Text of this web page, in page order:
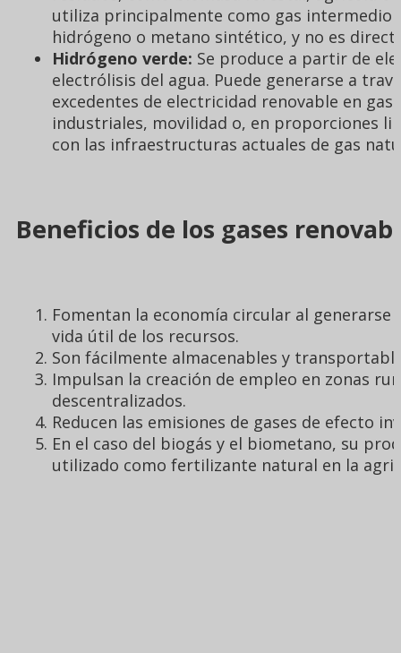
utiliza principalmente como gas intermedio
hidrógeno o metano sintético, y no es
Hidrógeno verde: Se produce a partir de
electrólisis del agua. Puede generarse a
excedentes de electricidad renovable en
industriales, movilidad o, en proporciones
con las infraestructuras actuales de gas
Beneficios de los gases
Fomentan la economía circular al
vida útil de los recursos.
Son fácilmente almacenables y
Impulsan la creación de empleo en zonas
descentralizados.
Reducen las emisiones de gases de efecto
En el caso del biogás y el biometano, su
utilizado como fertilizante natural en la